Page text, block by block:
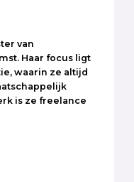
van
Haar focus ligt
waarin ze altijd
is ze freelance